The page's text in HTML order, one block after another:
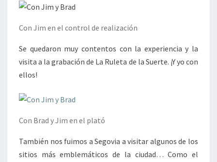
Con Jim en el control de realización
Se quedaron muy contentos con la experiencia y la
visita a la grabación de La Ruleta de la Suerte. ¡Y yo con
ellos!
Con Brad y Jim en el plató
También nos fuimos a Segovia a visitar algunos de los
sitios más emblemáticos de la ciudad… Como el